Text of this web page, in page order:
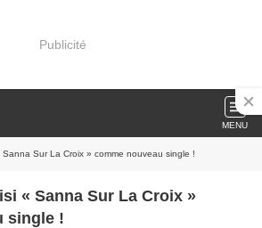
Publicité
MENU
Sur La Croix » comme nouveau single !
« Sanna Sur La Croix »
single !